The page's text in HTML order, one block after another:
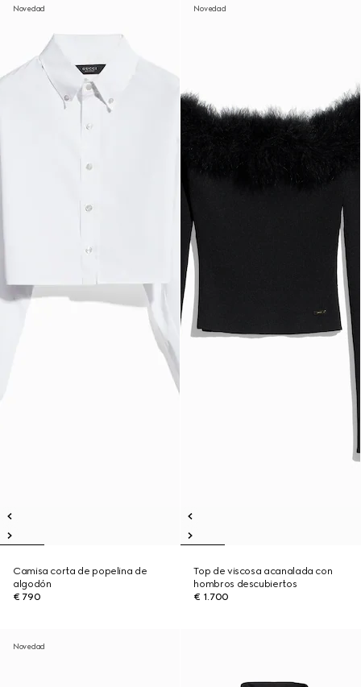
Novedad
Camisa corta de popelina de
algodón
€ 790
Novedad
Top de viscosa acanalada con
hombros descubiertos
€ 1.700
Novedad